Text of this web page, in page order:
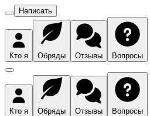
Написать
Кто я Обряды Отзывы Вопросы
Кто я Обряды Отзывы
Вопросы